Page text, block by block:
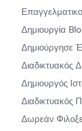
Δημιουργία
Δημιούργησε
Διαδικτυακός
Δημιουργός
Διαδικτυακός
Δωρεάν